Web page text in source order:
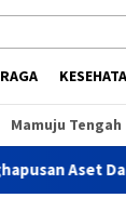
Mamuju Tengah
BPKAD